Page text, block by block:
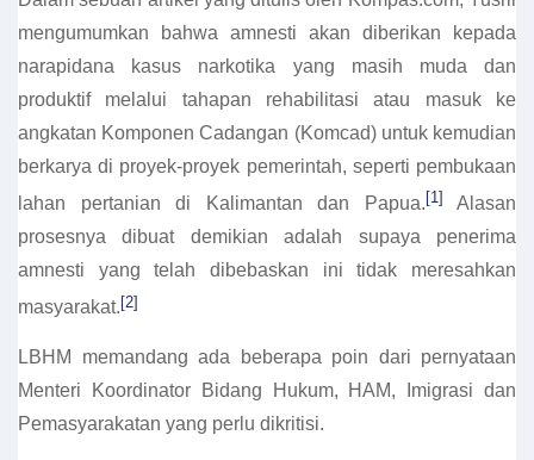
mengumumkan bahwa amnesti akan diberikan kepada
narapidana kasus narkotika yang masih muda dan
produktif melalui tahapan rehabilitasi atau masuk ke
angkatan Komponen Cadangan (Komcad) untuk kemudian
berkarya di proyek-proyek pemerintah, seperti pembukaan
lahan pertanian di Kalimantan dan Papua. [1]
Alasan
prosesnya dibuat demikian adalah supaya penerima
amnesti yang telah dibebaskan ini tidak meresahkan
masyarakat.[2]
LBHM memandang ada beberapa poin dari pernyataan
Menteri Koordinator Bidang Hukum, HAM, Imigrasi dan
Pemasyarakatan yang perlu dikritisi.